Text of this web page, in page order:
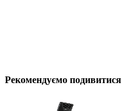
Рекомендуємо подивитися